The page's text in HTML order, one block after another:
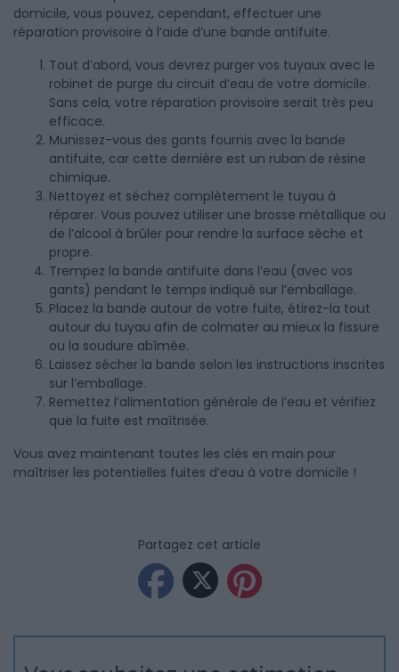
domicile, vous pouvez, cependant, effectuer une
réparation provisoire à l’aide d’une bande antifuite.
Tout d’abord, vous devrez purger vos tuyaux avec le
robinet de purge du circuit d’eau de votre domicile.
Sans cela, votre réparation provisoire serait très peu
efficace.
Munissez-vous des gants fournis avec la bande
antifuite, car cette dernière est un ruban de résine
chimique.
Nettoyez et séchez complètement le tuyau à
réparer. Vous pouvez utiliser une brosse métallique ou
de l’alcool à brûler pour rendre la surface sèche et
propre.
Trempez la bande antifuite dans l’eau (avec vos
gants) pendant le temps indiqué sur l’emballage.
Placez la bande autour de votre fuite, étirez-la tout
autour du tuyau afin de colmater au mieux la fissure
ou la soudure abîmée.
Laissez sécher la bande selon les instructions inscrites
sur l’emballage.
Remettez l’alimentation générale de l’eau et vérifiez
que la fuite est maîtrisée.
Vous avez maintenant toutes les clés en main pour
maîtriser les potentielles fuites d’eau à votre domicile !
Partagez cet article